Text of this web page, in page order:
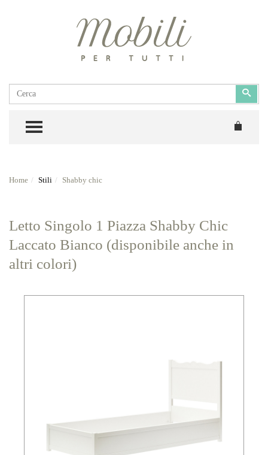
Cerca
TOGGLE MENU
Home Stili Shabby chic
Letto Singolo 1 Piazza Shabby Chic
Laccato Bianco (disponibile anche in
altri colori)